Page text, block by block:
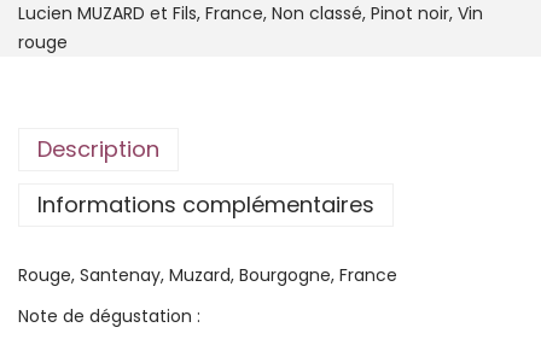
Lucien MUZARD et Fils, France, Non classé, Pinot noir, Vin
rouge
Description
Informations complémentaires
Rouge, Santenay, Muzard, Bourgogne, France
Note de dégustation :